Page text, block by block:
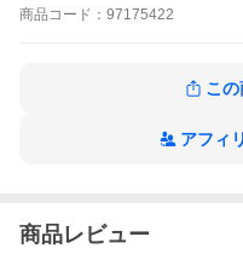
サイズガイド
コンディション：A（使用感
数回使用した程度で使用感
ZOZO問い合わせ番号
カテゴリ:バッグ>ショルダー
ブランド品番:83383198
商品 コード： 97175422
こ
アフィ
商品レビュー